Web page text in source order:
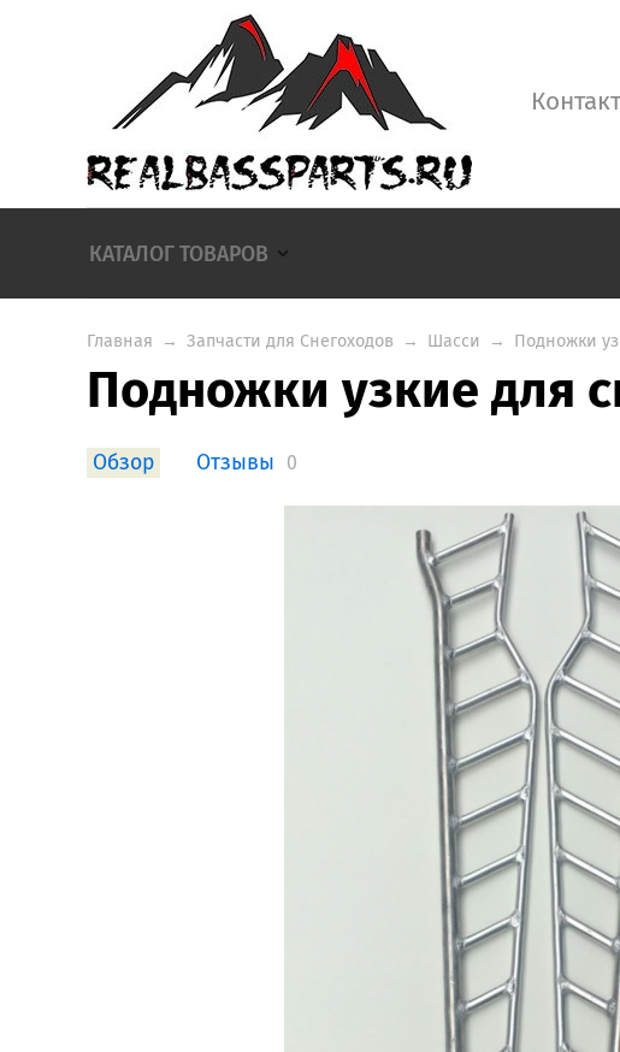
КАТАЛОГ ТОВАРОВ
Главная → Запчасти для Снегоходов → Шасси → Подножки
Подножки узкие для
Обзор Отзывы 0